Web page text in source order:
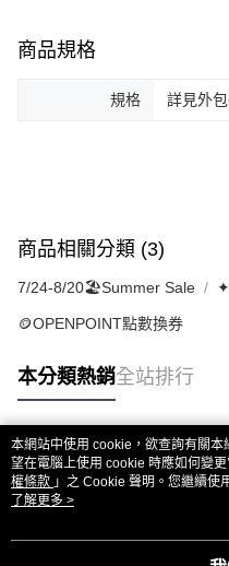
商品規格
規格 詳見外
商品相關分類 (3)
7/24-8/20🏖️Summer Sale
🪙OPENPOINT點數換券
本分類熱銷全站排行
熱門標籤
本網站中使用 cookie，欲查詢有關
望在電腦上使用 cookie 時應如何變
權條款 」之 Cookie 聲明。您繼續使
用條款之 Cookie 聲明使用 cookie。
了解更多 >